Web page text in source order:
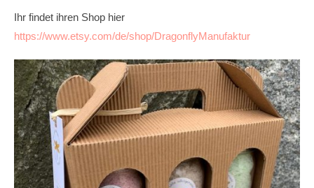
Ihr findet ihren Shop hier
https://www.etsy.com/de/shop/DragonflyManufaktur